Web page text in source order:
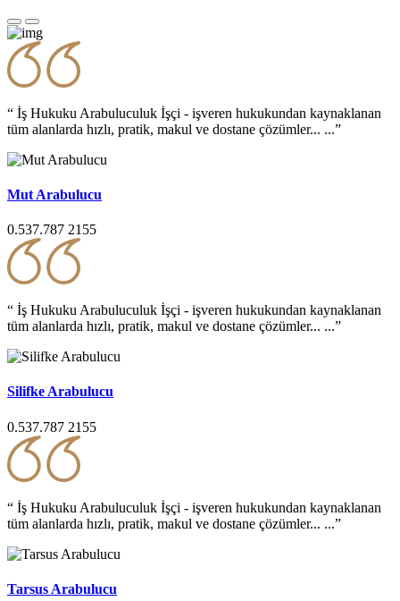
“ İş Hukuku Arabuluculuk İşçi - işveren hukukundan kaynaklanan
tüm alanlarda hızlı, pratik, makul ve dostane çözümler... ...”
Mut Arabulucu
0.537.787 2155
“ İş Hukuku Arabuluculuk İşçi - işveren hukukundan kaynaklanan
tüm alanlarda hızlı, pratik, makul ve dostane çözümler... ...”
Silifke Arabulucu
0.537.787 2155
“ İş Hukuku Arabuluculuk İşçi - işveren hukukundan kaynaklanan
tüm alanlarda hızlı, pratik, makul ve dostane çözümler... ...”
Tarsus Arabulucu